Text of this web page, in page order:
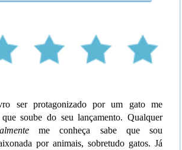
ser protagonizado por um gato me
soube do seu lançamento. Qualquer
me conheça sabe que sou
por animais, sobretudo gatos. Já